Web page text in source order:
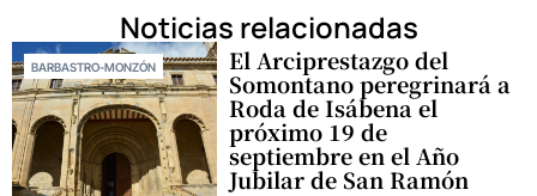
Noticias relacionadas
BARBASTRO-MONZÓN El Arciprestazgo del
Somontano peregrinará a
Roda de Isábena el
próximo 19 de
septiembre en el Año
Jubilar de San Ramón